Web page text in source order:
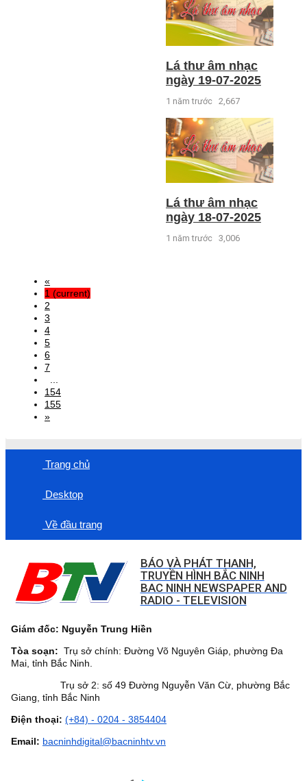
Lá thư âm nhạc
ngày 19-07-2025
1 năm trước 2,667
Lá thư âm nhạc
ngày 18-07-2025
1 năm trước 3,006
«
1 (current)
2
3
4
5
6
7
154
155
»
Trang chủ
Desktop
Về đầu trang
BÁO VÀ PHÁT THANH,
TRUYỀN HÌNH BẮC NINH
BAC NINH NEWSPAPER AND
RADIO - TELEVISION
Giám đốc: Nguyễn Trung Hiền
Tòa soạn: Trụ sở chính: Đường Võ Nguyên Giáp, phường Đa
Mai, tỉnh Bắc Ninh.
Trụ sở 2: số 49 Đường Nguyễn Văn Cừ, phường Bắc
Giang, tỉnh Bắc Ninh
Điện thoại: (+84) - 0204 - 3854404
Email: bacninhdigital@bacninhtv.vn